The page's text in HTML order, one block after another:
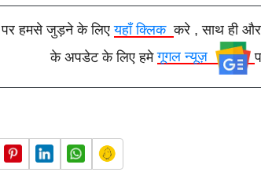
पर हमसे जुड़ने के लिएयहाँ क्लिककरे , साथ ही और
के अपडेट के लिए हमेगूगल न्यूज़